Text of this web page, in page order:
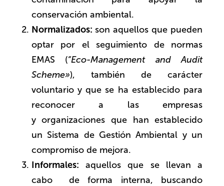
conservación ambiental.
Normalizados: son aquellos que pueden
optar por el seguimiento de normas
EMAS (“Eco-Management and Audit
Scheme»), también de carácter
voluntario y que se ha establecido para
reconocer a las empresas
y organizaciones que han establecido
un Sistema de Gestión Ambiental y un
compromiso de mejora.
Informales: aquellos que se llevan a
cabo de forma interna, buscando